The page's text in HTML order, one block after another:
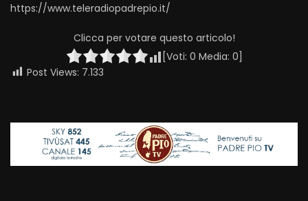
https://www.teleradiopadrepio.it/
Clicca per votare questo articolo!
[Voti: 0 Media: 0]
Post Views: 7.133